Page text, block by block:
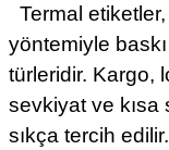
Termal
yöntemiyle
türleridir. Kargo,
sevkiyat ve kısa
sıkça tercih edilir.